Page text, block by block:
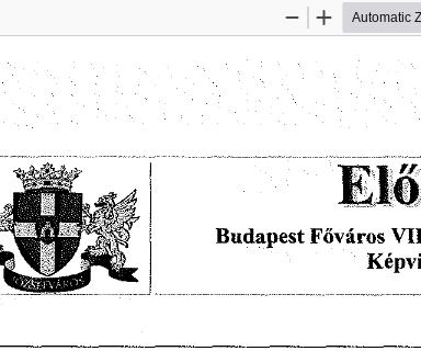
Zoom
Zoom